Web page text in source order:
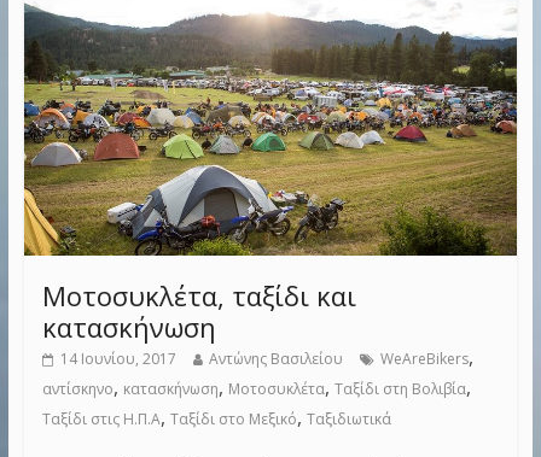
Μοτοσυκλέτα, ταξίδι και
κατασκήνωση
14 Ιουνίου, 2017 Αντώνης Βασιλείου WeAreBikers,
αντίσκηνο, κατασκήνωση, Μοτοσυκλέτα, Ταξίδι στη Βολιβία,
Ταξίδι στις Η.Π.Α, Ταξίδι στο Μεξικό, Ταξιδιωτικά